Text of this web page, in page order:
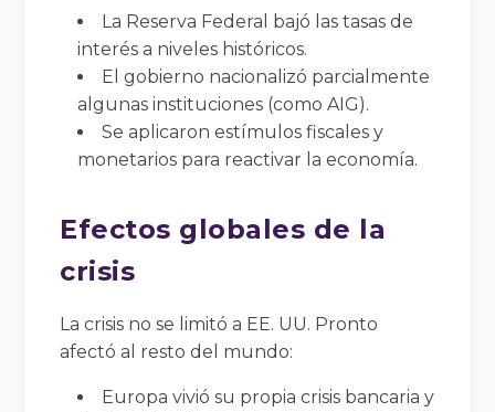
La Reserva Federal bajó las tasas de
interés a niveles históricos.
El gobierno nacionalizó parcialmente
algunas instituciones (como AIG).
Se aplicaron estímulos fiscales y
monetarios para reactivar la economía.
Efectos globales de la
crisis
La crisis no se limitó a EE. UU. Pronto
afectó al resto del mundo:
Europa vivió su propia crisis bancaria y